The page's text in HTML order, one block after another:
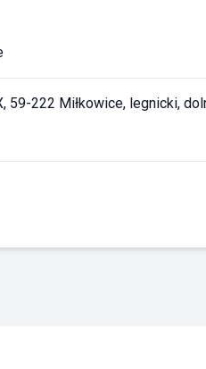
59-222 Miłkowice, legnicki,